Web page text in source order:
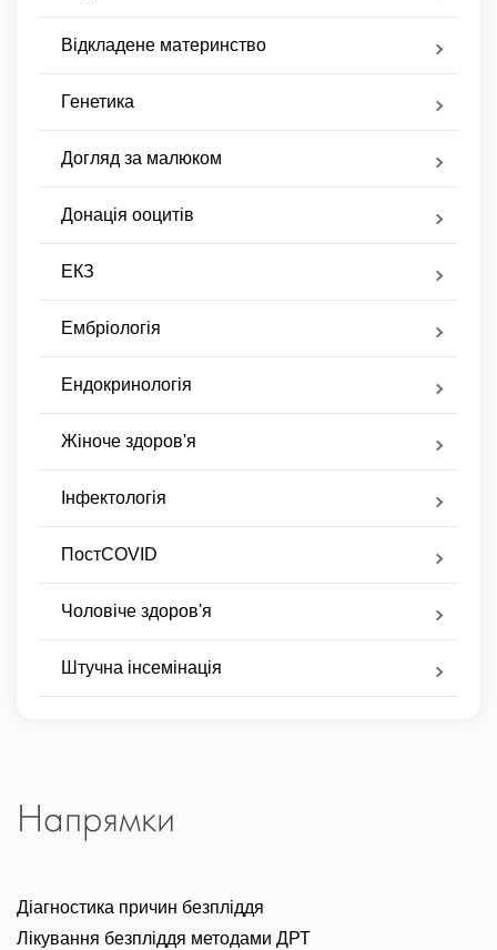
Відкладене материнство
Генетика
Догляд за малюком
Донація ооцитів
ЕКЗ
Ембріологія
Ендокринологія
Жіноче здоров'я
Інфектологія
ПостCOVID
Чоловіче здоров'я
Штучна інсемінація
Напрямки
Діагностика причин безпліддя
Лікування безпліддя методами ДРТ